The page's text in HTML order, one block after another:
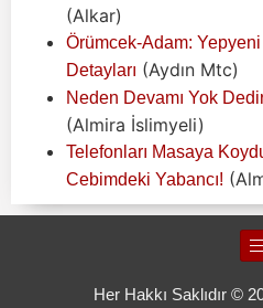
(Alkar)
Örümcek-Adam:
Detayları (Aydın Mtc)
Neden Devamı Yok
(Almira İslimyeli)
Telefonları Masaya
Cebimdeki Yabancı!
Her Hakkı Saklıdır ©